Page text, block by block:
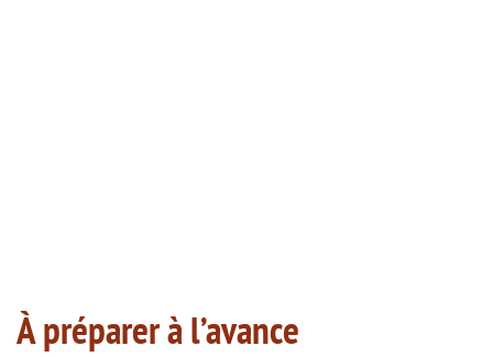
À préparer à l’avance